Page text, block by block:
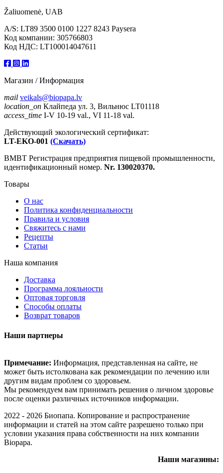
Žaliuomenė, UAB
A/S: LT89 3500 0100 1227 8243 Paysera
Код компании: 305766803
Код НДС: LT100014047611
Магазин / Информация
mail veikals@biopapa.lv
location_on Клайпеда ул. 3, Вильнюс LT01118
access_time I-V 10-19 val., VI 11-18 val.
Действующий экологический сертификат:
LT-EKO-001 (Скачать)
ВМВТ Регистрация предприятия пищевой промышленности,
идентификационный номер. Nr. 130020370.
Товары
О нас
Политика конфиденциальности
Правила и условия
Свяжитесь с нами
Рецепты
Статьи
Наша компания
Доставка
Программа лояльности
Оптовая торговля
Способы оплаты
Возврат товаров
Наши партнеры
Примечание: Информация, представленная на сайте, не
может быть истолкована как рекомендации по лечению или
другим видам проблем со здоровьем.
Мы рекомендуем вам принимать решения о личном здоровье
после оценки различных источников информации.
2022 - 2026 Биопапа. Копирование и распространение
информации и статей на этом сайте разрешено только при
условии указания права собственности на них компании
Biopapa.
Наши магазины: